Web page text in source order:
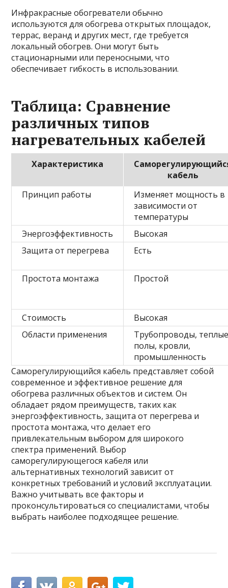
Инфракрасные обогреватели обычно
используются для обогрева открытых площадок,
террас, веранд и других мест, где требуется
локальный обогрев. Они могут быть
стационарными или переносными, что
обеспечивает гибкость в использовании.
Таблица: Сравнение
различных типов
нагревательных кабелей
Характеристика
кабель
Принцип работы
Изменяет мощность в
зависимости от
температуры
Энергоэффективность
Высокая
Защита от перегрева
Есть
Простота монтажа Простой
Стоимость
Высокая
Области применения
Трубопроводы,
полы, кровли,
промышленность
Саморегулирующийся кабель представляет собой
современное и эффективное решение для
обогрева различных объектов и систем. Он
обладает рядом преимуществ, таких как
энергоэффективность, защита от перегрева и
простота монтажа, что делает его
привлекательным выбором для широкого
спектра применений. Выбор
саморегулирующегося кабеля или
альтернативных технологий зависит от
конкретных требований и условий эксплуатации.
Важно учитывать все факторы и
проконсультироваться со специалистами, чтобы
выбрать наиболее подходящее решение.